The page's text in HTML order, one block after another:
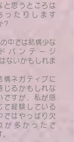
と思うところは
ったりします
？
の中では結構少な
バンテージ
ないかもしれま
構ネガティブに
じるかもしれな
ですが、私が感
じて経験している
ではやっぱり欠
が多かったで
。